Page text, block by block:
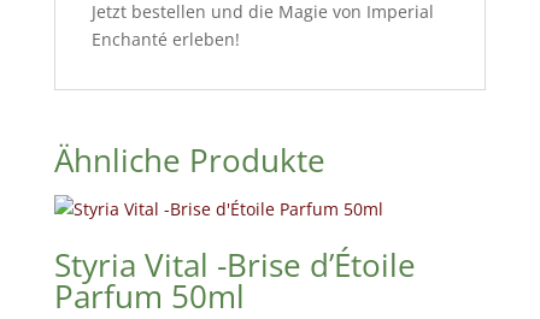
Jetzt bestellen und die Magie von Imperial
Enchanté erleben!
Ähnliche Produkte
Styria Vital -Brise d’Étoile
Parfum 50ml